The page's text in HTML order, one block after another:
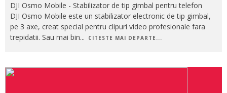
DJI Osmo Mobile - Stabilizator de tip gimbal pentru telefon
DJI Osmo Mobile este un stabilizator electronic de tip gimbal,
pe 3 axe, creat special pentru clipuri video profesionale fara
trepidatii. Sau mai bin... CITESTE MAI DEPARTE...